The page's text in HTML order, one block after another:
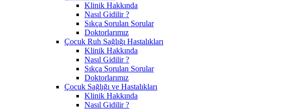
Klinik Hakkında
Nasıl Gidilir ?
Sıkça Sorulan Sorular
Doktorlarımız
Çocuk Ruh Sağlığı Hastalıkları
Klinik Hakkında
Nasıl Gidilir ?
Sıkça Sorulan Sorular
Doktorlarımız
Çocuk Sağlığı ve Hastalıkları
Klinik Hakkında
Nasıl Gidilir ?